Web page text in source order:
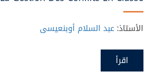
الأستاذ:عبد السلام أوبنعيسى
اقرأ